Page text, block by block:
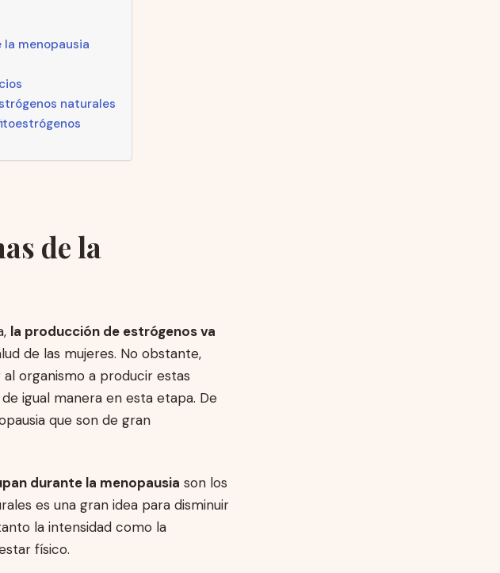
menopausia
naturales
de la
la producción de estrógenos va
de las mujeres. No obstante,
organismo a producir estas
igual manera en esta etapa. De
que son de gran
durante la menopausia son los
es una gran idea para disminuir
la intensidad como la
físico.